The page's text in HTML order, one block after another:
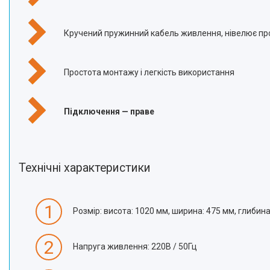
Кручений пружинний кабель живлення, нівелює
Простота монтажу і легкість використання
Підключення — праве
Технічні характеристики
1 Розмір: висота: 1020 мм, ширина: 475 мм,
2 Напруга живлення: 220В / 50Гц